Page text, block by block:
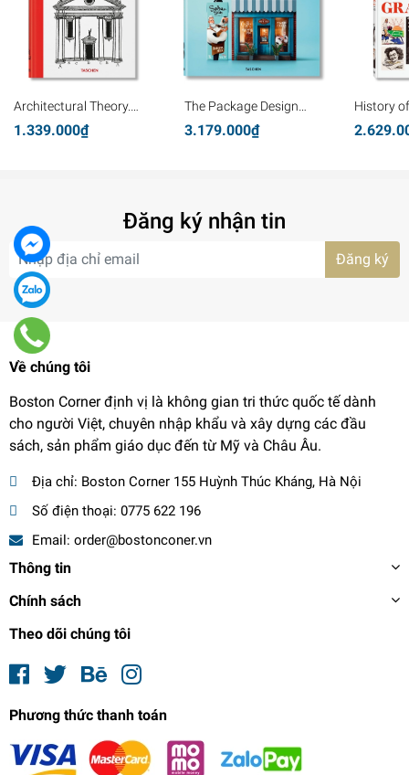
Architectural Theory.
Pioneering Texts on
Architecture from the
1.339.000₫
The Package Design
Book 8
3.179.000₫
History
Đăng ký nhận tin
Đăng ký
Về chúng tôi
Boston Corner định vị là không gian tri thức quốc tế dành
cho người Việt, chuyên nhập khẩu và xây dựng các đầu
sách, sản phẩm giáo dục đến từ Mỹ và Châu Âu.
Địa chỉ: Boston Corner 155 Huỳnh Thúc Kháng, Hà Nội
Số điện thoại: 0775 622 196
Email: order@bostonconer.vn
Thông tin
Chính sách
Theo dõi chúng tôi
Phương thức thanh toán